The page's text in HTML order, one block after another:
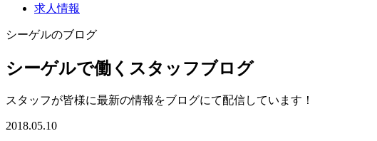
求人情報
シーゲルのブログ
シーゲルで働くスタッフブログ
スタッフが皆様に最新の情報をブログにて配信しています！
2018.05.10